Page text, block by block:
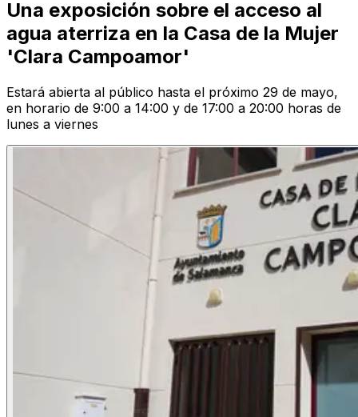
Una exposición sobre el acceso al
agua aterriza en la Casa de la Mujer
'Clara Campoamor'
Estará abierta al público hasta el próximo 29 de mayo,
en horario de 9:00 a 14:00 y de 17:00 a 20:00 horas de
lunes a viernes